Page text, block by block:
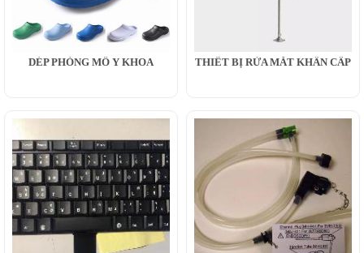
DÉP PHÒNG MỔ Y KHOA THIẾT BỊ RỬA MẮT KHẨN CẤP